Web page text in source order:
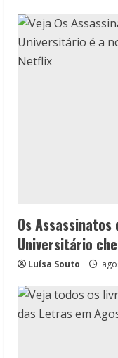
Os Assassinatos
Universitário
Luísa Souto